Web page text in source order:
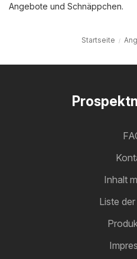
Angebote und Schnäppchen.
Startseite
Inhalt
Liste